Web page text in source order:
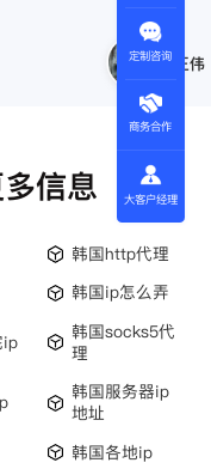
王伟
信息
韩国http代理
韩国ip怎么弄
ip
韩国socks5代
理
韩国服务器ip
地址
韩国各地ip
定制咨询
商务合作
大客户经理